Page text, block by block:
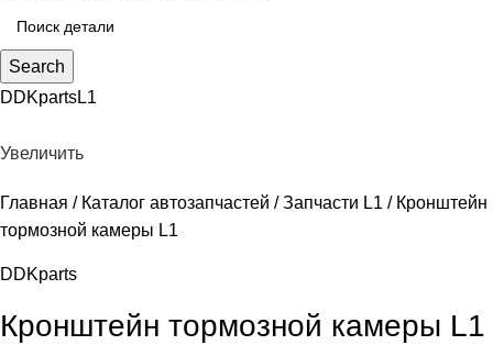
Search
DDKpartsL1
Увеличить
Главная Каталог автозапчастей Запчасти L1
Кронштейн
тормозной камеры L1
DDKparts
Кронштейн тормозной камеры L1